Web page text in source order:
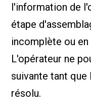
l'information de
étape
incomplète ou
L'opérateur ne
suivante tant que
résolu.